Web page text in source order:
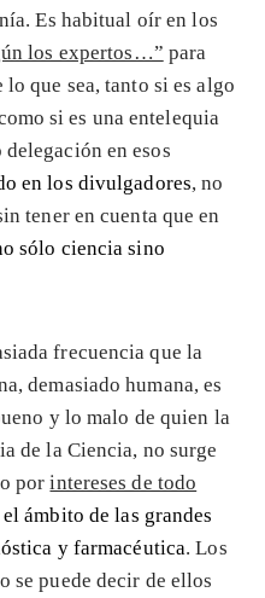
Es habitual oír en los
los expertos…” para
que sea, tanto si es algo
si es una entelequia
en esos
en los divulgadores, no
tener en cuenta que en
sólo ciencia sino
frecuencia que la
demasiado humana, es
y lo malo de quien la
de la Ciencia, no surge
porintereses de todo
ámbito de las grandes
y farmacéutica. Los
se puede decir de ellos